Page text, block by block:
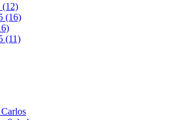
(12)
(16)
(11)